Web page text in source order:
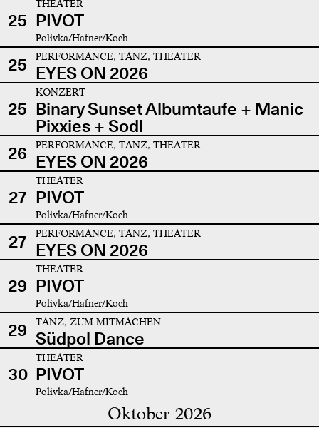
25
THEATER
PIVOT
Polivka/Hafner/Koch
25 PERFORMANCE, TANZ, THEATER
EYES ON 2026
25
KONZERT
Binary Sunset Albumtaufe + Manic
Pixxies + Sodl
26
PERFORMANCE, TANZ, THEATER
EYES ON 2026
27
THEATER
PIVOT
Polivka/Hafner/Koch
27 PERFORMANCE, TANZ, THEATER
EYES ON 2026
29
THEATER
PIVOT
Polivka/Hafner/Koch
29 TANZ, ZUM MITMACHEN
Südpol Dance
30
THEATER
PIVOT
Polivka/Hafner/Koch
Oktober 2026